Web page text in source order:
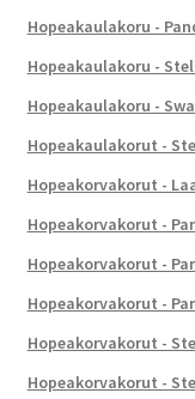
Hopeakaulakoru -
Hopeakaulakoru -
Hopeakaulakoru -
Hopeakaulakorut -
Hopeakorvakorut -
Hopeakorvakorut -
Hopeakorvakorut -
Hopeakorvakorut -
Hopeakorvakorut -
Hopeakorvakorut -